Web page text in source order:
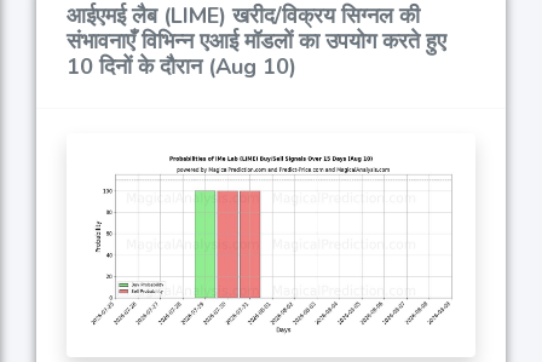
आईएमई लैब (LIME) खरीद/विक्रय सिग्नल की
संभावनाएँ विभिन्न एआई मॉडलों का उपयोग करते हुए
10 दिनों के दौरान (Aug 10)